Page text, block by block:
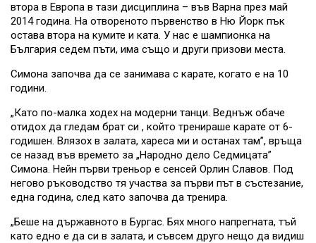
втора в Европа в тази дисциплина – във Варна през май
2014 година. На отвореното първенство в Ню Йорк пък
остава втора на кумите и ката. У нас е шампионка на
България седем пъти, има също и други призови места.
Симона започва да се занимава с карате, когато е на 10
години.
„Като по-малка ходех на модерни танци. Веднъж обаче
отидох да гледам брат си , който тренираше карате от 6-
годишен. Влязох в залата, хареса ми и останах там”, връща
се назад във времето за „Народно дело Седмицата”
Симона. Нейн първи треньор е сенсей Орлин Славов. Под
негово ръководство тя участва за първи път в състезание,
една година, след като започва да тренира.
„Беше на държавното в Бургас. Бях много напрегната, тъй
като едно е да си в залата, и съвсем друго нещо да видиш